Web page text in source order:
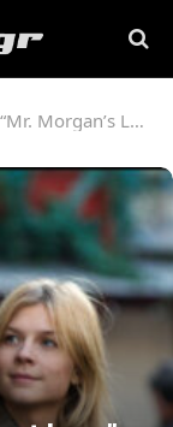
Last Love”